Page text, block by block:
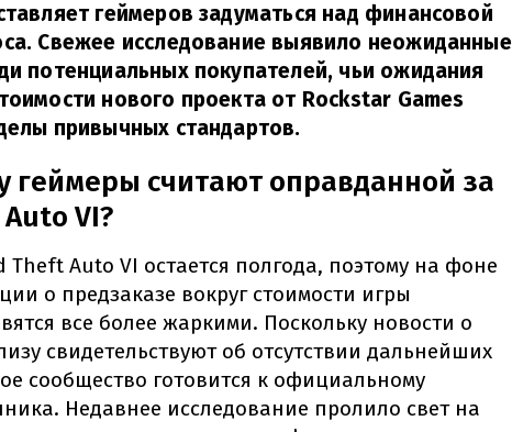
геймеров задуматься над финансовой
Свежее исследование выявило неожиданные
потенциальных покупателей, чьи ожидания
нового проекта от Rockstar Games
привычных стандартов.
геймеры считают оправданной за
VI?
Auto VI остается полгода, поэтому на фоне
о предзаказе вокруг стоимости игры
все более жаркими. Поскольку новости о
свидетельствуют об отсутствии дальнейших
сообщество готовится к официальному
Недавнее исследование пролило свет на